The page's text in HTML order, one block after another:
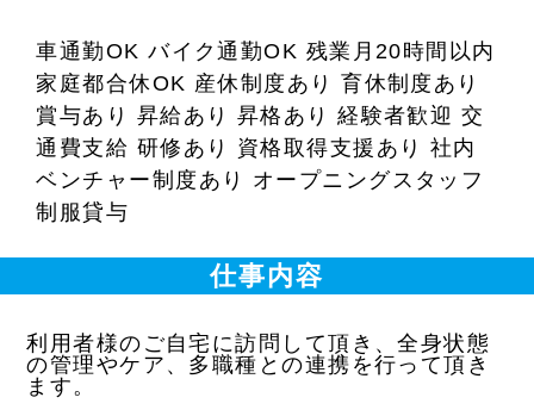
車通勤OK バイク通勤OK 残業月20時間以内
家庭都合休OK 産休制度あり 育休制度あり
賞与あり 昇給あり 昇格あり 経験者歓迎 交
通費支給 研修あり 資格取得支援あり 社内
ベンチャー制度あり オープニングスタッフ
制服貸与
仕事内容
利用者様のご自宅に訪問して頂き、全身状態
の管理やケア、多職種との連携を行って頂き
ます。